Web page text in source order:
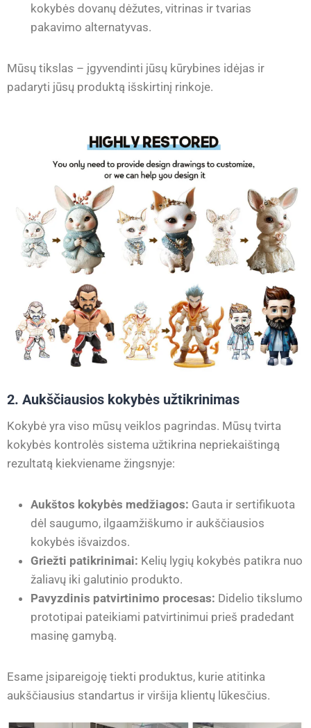
kokybės dovanų dėžutes, vitrinas ir tvarias
pakavimo alternatyvas.
Mūsų tikslas – įgyvendinti jūsų kūrybines idėjas ir
padaryti jūsų produktą išskirtinį rinkoje.
2. Aukščiausios kokybės užtikrinimas
Kokybė yra viso mūsų veiklos pagrindas. Mūsų tvirta
kokybės kontrolės sistema užtikrina nepriekaištingą
rezultatą kiekviename žingsnyje:
Aukštos kokybės medžiagos: Gauta ir sertifikuota
dėl saugumo, ilgaamžiškumo ir aukščiausios
kokybės išvaizdos.
Griežti patikrinimai: Kelių lygių kokybės patikra nuo
žaliavų iki galutinio produkto.
Pavyzdinis patvirtinimo procesas: Didelio tikslumo
prototipai pateikiami patvirtinimui prieš pradedant
masinę gamybą.
Esame įsipareigoję tiekti produktus, kurie atitinka
aukščiausius standartus ir viršija klientų lūkesčius.